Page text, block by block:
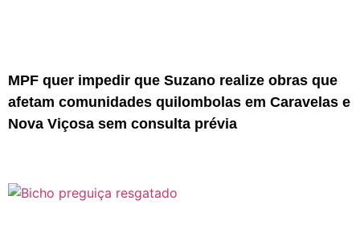
MPF quer impedir que Suzano realize obras que
afetam comunidades quilombolas em Caravelas e
Nova Viçosa sem consulta prévia